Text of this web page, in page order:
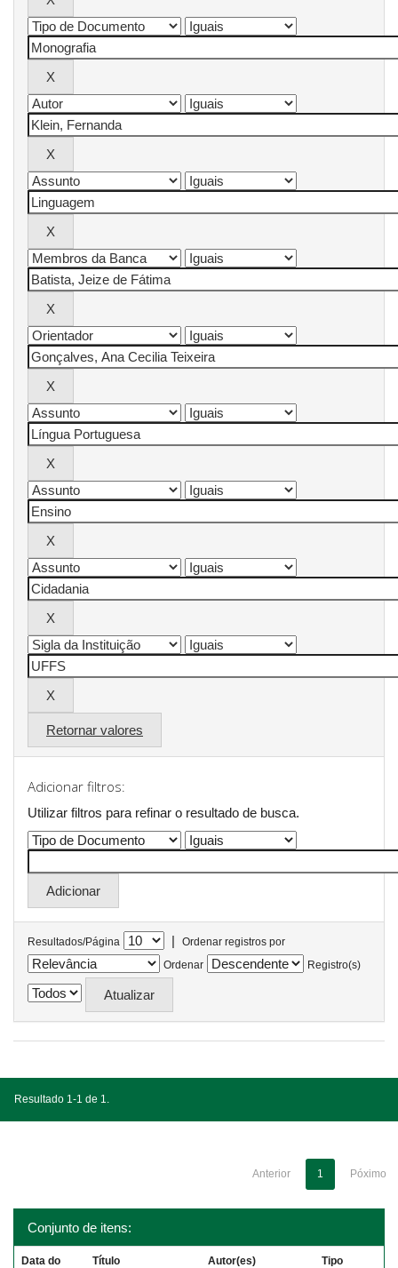
Retornar valores
Adicionar filtros:
Utilizar filtros para refinar o resultado de busca.
Resultados/Página |
Ordenar registros por
Ordenar
Registro(s)
Resultado 1-1 de 1.
Anterior 1 Póximo
Conjunto de itens:
Data do
Título Autor(es) Tipo